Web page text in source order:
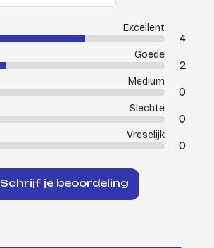
Excellent
4
Goede
2
Medium
0
Slechte
0
Vreselijk
0
Schrijf je beoordeling